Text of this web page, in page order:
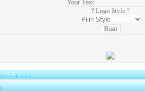
? Logo Style ?
& Partners
|